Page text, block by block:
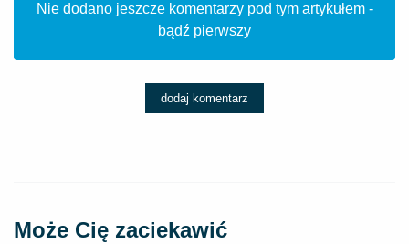
Nie dodano jeszcze komentarzy pod tym artykułem -
bądź pierwszy
dodaj komentarz
Może Cię zaciekawić